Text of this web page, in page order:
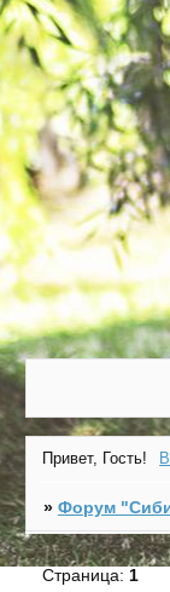
Привет, Гость!
»Форум
Страница: 1